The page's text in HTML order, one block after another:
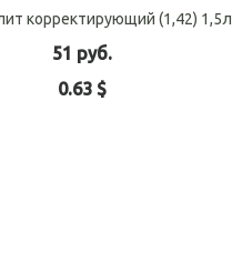
корректирующий (1,42) 1,5л
51 руб.
0.63 $